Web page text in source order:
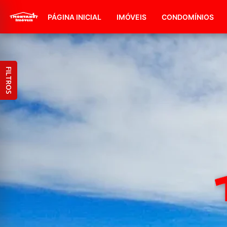
PÁGINA INICIAL IMÓVEIS CONDOMÍNIOS
FILTROS